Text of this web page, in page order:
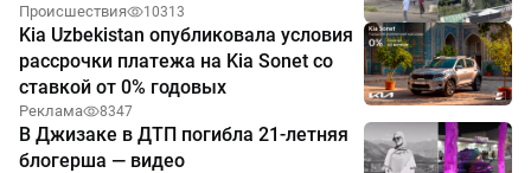
Происшествия 10313
Kia Uzbekistan опубликовала условия
рассрочки платежа на Kia Sonet со
ставкой от 0% годовых
Реклама 8347
В Джизаке в ДТП погибла 21-летняя
блогерша — видео